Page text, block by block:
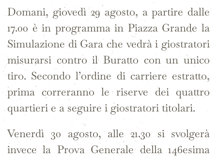
Domani, giovedì 29 agosto, a partire dalle
17.00 è in programma in Piazza Grande la
Simulazione di Garache vedrà i giostratori
misurarsi contro il Buratto con un unico
tiro. Secondo l’ordine di carriere estratto,
prima correranno le riserve dei quattro
quartieri e a seguire i giostratori titolari.
Venerdì 30 agosto, alle 21.30 si svolgerà
invece la Prova Generale della 146esima